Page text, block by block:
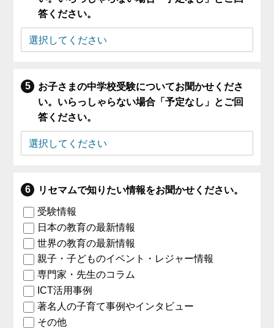
答ください。
お子さまの中学校受験についてお聞かせくださ
い。いらっしゃらない場合「予定なし」とご回
答ください。
リセマムで知りたい情報をお聞かせください。
受験情報
日本の教育の最新情報
世界の教育の最新情報
親子・子どものイベント・レジャー情報
専門家・先生のコラム
ICT活用事例
著名人の子育て事例やインタビュー
その他